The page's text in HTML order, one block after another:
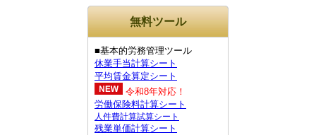
無料ツール
■基本的労務管理ツール
休業手当計算シート
平均賃金算定シート
令和8年対応！
労働保険料計算シート
人件費計算試算シート
残業単価計算シート